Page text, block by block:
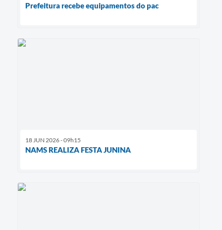
Prefeitura recebe equipamentos do pac
18 JUN 2026 - 09h15
NAMS REALIZA FESTA JUNINA